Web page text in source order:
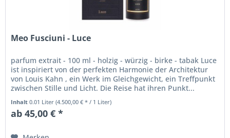
Meo Fusciuni - Luce
parfum extrait - 100 ml - holzig - würzig - birke - tabak Luce
ist inspiriert von der perfekten Harmonie der Architektur
von Louis Kahn , ein Werk im Gleichgewicht, ein Treffpunkt
zwischen Stille und Licht. Die Reise hat ihren Punkt...
Inhalt0.01 Liter(4.500,00 € * / 1 Liter)
ab 45,00 € *